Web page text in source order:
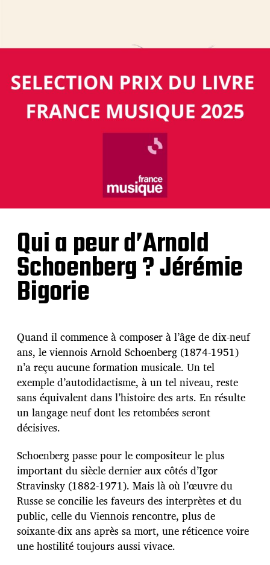
Qui a peur d’Arnold
Schoenberg ? Jérémie
Bigorie
Quand il commence à composer à l’âge de dix-neuf
ans, le viennois Arnold Schoenberg (1874-1951)
n’a reçu aucune formation musicale. Un tel
exemple d’autodidactisme, à un tel niveau, reste
sans équivalent dans l’histoire des arts. En résulte
un langage neuf dont les retombées seront
décisives.
Schoenberg passe pour le compositeur le plus
important du siècle dernier aux côtés d’Igor
Stravinsky (1882-1971). Mais là où l’œuvre du
Russe se concilie les faveurs des interprètes et du
public, celle du Viennois rencontre, plus de
soixante-dix ans après sa mort, une réticence voire
une hostilité toujours aussi vivace.